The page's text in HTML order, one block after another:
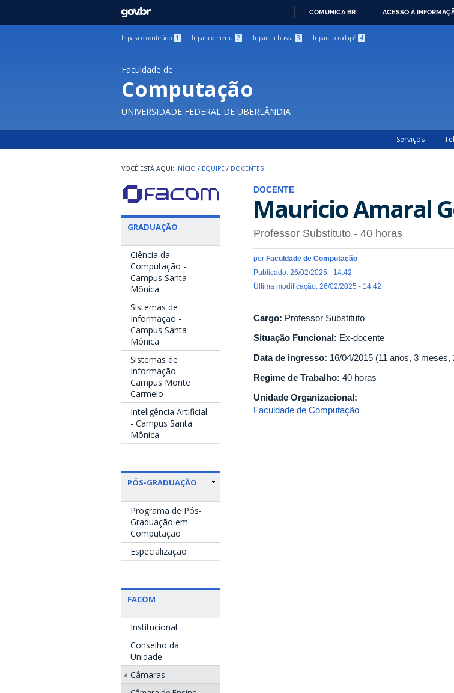
GOVBR
COMUNICA BR ACESSO À
Ir para o conteúdo 1 Ir para o menu 2 Ir para a busca 3 Ir para o rodapé 4
Faculdade de
Computação
UNIVERSIDADE FEDERAL DE UBERLÂNDIA
Serviços
INÍCIO / EQUIPE / DOCENTES
GRADUAÇÃO
Ciência da
Computação -
Campus Santa
Mônica
Sistemas de
Informação -
Campus Santa
Mônica
Sistemas de
Informação -
Campus Monte
Carmelo
Inteligência Artificial
- Campus Santa
Mônica
PÓS-GRADUAÇÃO
Programa de Pós-
Graduação em
Computação
Especialização
FACOM
Institucional
Conselho da
Unidade
Câmaras
DOCENTE
Mauricio Amaral
Professor Substituto - 40 horas
por Faculdade de Computação
Publicado: 26/02/2025 - 14:42
Última modificação: 26/02/2025 - 14:42
Cargo: Professor Substituto
Situação Funcional: Ex-docente
Data de ingresso: 16/04/2015 (11 anos, 3 meses,
Regime de Trabalho: 40 horas
Unidade Organizacional:
Faculdade de Computação